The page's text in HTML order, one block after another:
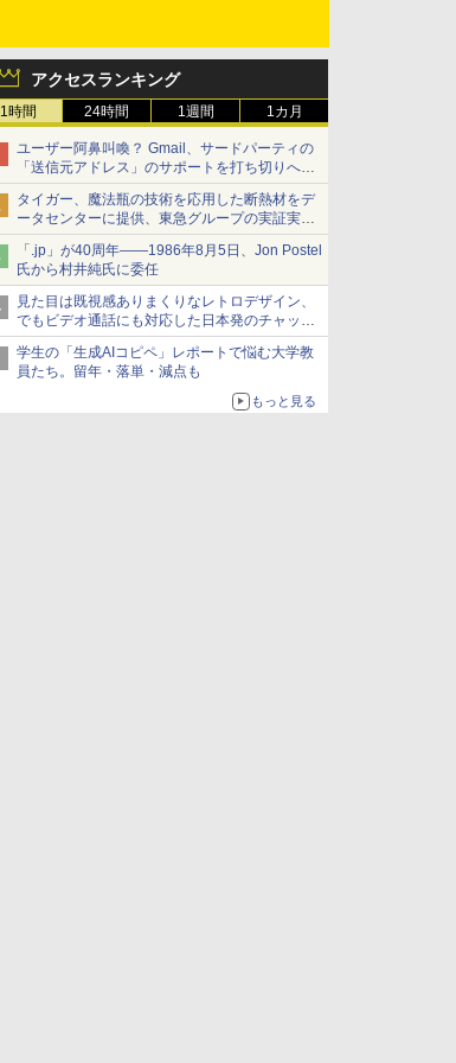
アクセスランキング
1時間 24時間 1週間 1カ月
ユーザー阿鼻叫喚？ Gmail、サードパーティの
「送信元アドレス」のサポートを打ち切りへ
【やじうまWatch】
タイガー、魔法瓶の技術を応用した断熱材をデ
ータセンターに提供、東急グループの実証実験
で 「ステンレス密封真空断熱パネル TIVIP」
「.jp」が40周年――1986年8月5日、Jon Postel
氏から村井純氏に委任
見た目は既視感ありまくりなレトロデザイン、
でもビデオ通話にも対応した日本発のチャット
アプリが登場【やじうまWatch】
学生の「生成AIコピペ」レポートで悩む大学教
員たち。留年・落単・減点も
もっと見る